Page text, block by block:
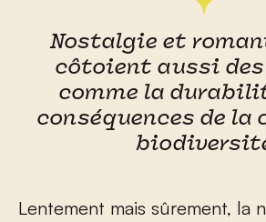
Nostalgie et
côtoient aussi
comme la
conséquences de la
Lentement mais sûrement, la